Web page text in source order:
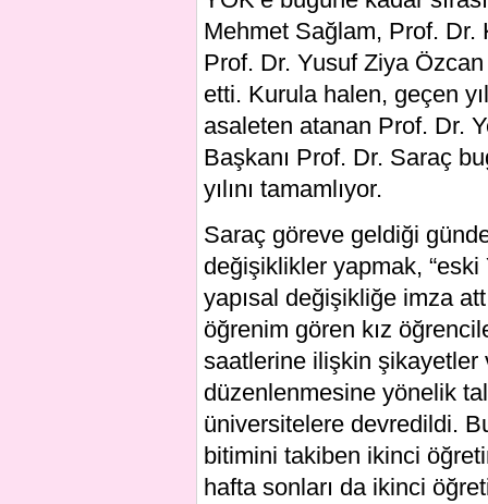
Mehmet Sağlam, Prof. Dr.
Prof. Dr. Yusuf Ziya
etti. Kurula halen, geçen
asaleten atanan Prof. Dr.
Başkanı Prof. Dr. Saraç
yılını tamamlıyor.
Saraç göreve geldiği
değişiklikler yapmak, “eski
yapısal değişikliğe imza
öğrenim gören kız
saatlerine ilişkin
düzenlenmesine yönelik
üniversitelere devredildi.
bitimini takiben ikinci
hafta sonları da ikinci